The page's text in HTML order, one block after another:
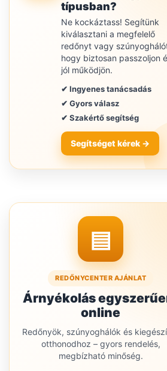
típusban?
Ne kockáztass! Segítünk
kiválasztani a megfelelő
redőnyt vagy
hogy biztosan passzoljon
jól működjön.
✔ Ingyenes tanácsadás
✔ Gyors válasz
✔ Szakértő segítség
Segítséget kérek →
▤
REDŐNYCENTER AJÁNLAT
Árnyékolás
online
Redőnyök, szúnyoghálók és
otthonodhoz – gyors rendelés,
megbízható minőség.